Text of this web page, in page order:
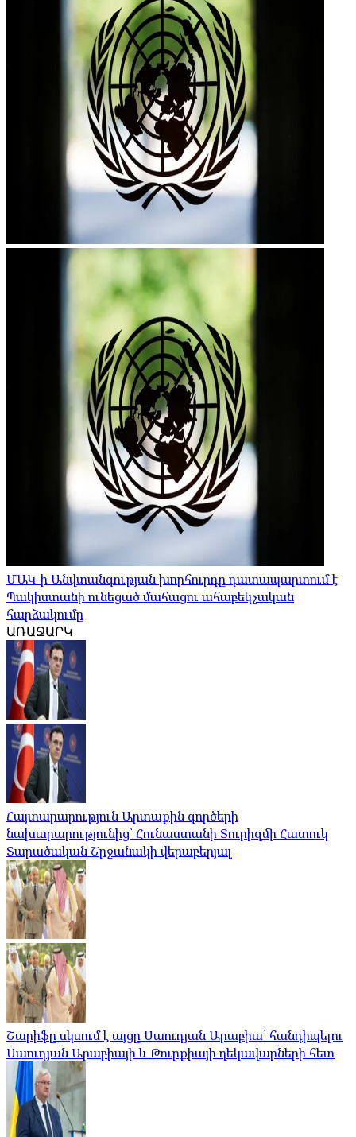
ՄԱԿ-ի Անվտանգության խորհուրդը դատապարտում է
Պակիստանի ունեցած մահացու ահաբեկչական
հարձակումը
ԱՌԱՋԱՐԿ
Հայտարարություն Արտաքին գործերի
նախարարությունից՝ Հունաստանի Տուրիզմի Հատուկ
Տարածական Շրջանակի վերաբերյալ
Շարիֆը սկսում է այցը Սաուդյան Արաբիա՝ հանդիպելու
Սաուդյան Արաբիայի և Թուրքիայի ղեկավարների հետ